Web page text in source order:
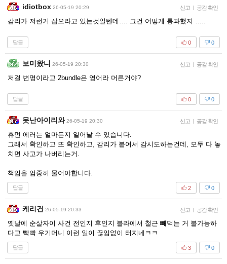
idiotbox 26-05-19 20:29 신고 | 공감 확인
감리가 저런거 잡으라고 있는것일텐데…. 그건 어떻게 통과했지 …..
답글 0
0
보미왔니 26-05-19 20:30 신고 | 공감 확인
저걸 변명이라고 2bundle은 영어라 머른거야?
답글 0
0
못난아이리와 26-05-19 20:30 신고 | 공감 확인
휴먼 에러는 얼마든지 일어날 수 있습니다.
그래서 확인하고 또 확인하고, 감리가 붙어서 감시도하는건데, 모두 다 놓
치면 사고가 나버리는거.
책임을 엄중히 물어야합니다.
답글 0
2
케리건 26-05-19 20:33 신고 | 공감 확인
옛날에 순살자이 사건 전인지 후인지 블라에서 철근 빼먹는 거 불가능하
다고 빡빡 우기더니 이런 일이 끊임없이 터지네ㅋㅋ
답글 0
3